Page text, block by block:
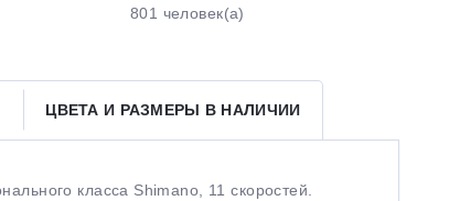
801 человек(а)
ЦВЕТА И РАЗМЕРЫ В НАЛИЧИИ
класса Shimano, 11 скоростей.